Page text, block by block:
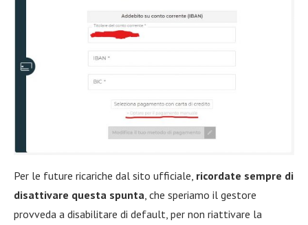
Per le future ricariche dal sito ufficiale, ricordate sempre di
disattivare questa spunta , che speriamo il gestore
provveda a disabilitare di default, per non riattivare la